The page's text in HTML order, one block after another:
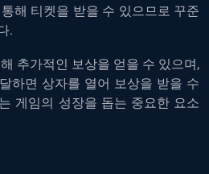
통해 티켓을 받을 수 있으므로 꾸준
.
추가적인 보상을 얻을 수 있으며,
하면 상자를 열어 보상을 받을 수
게임의 성장을 돕는 중요한 요소